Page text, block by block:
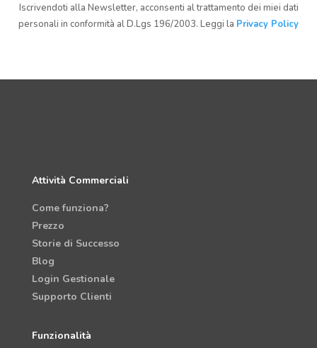
Iscrivendoti alla Newsletter, acconsenti al trattamento dei miei dati
personali in conformità al D.Lgs 196/2003. Leggi la Privacy Policy
Attività Commerciali
Come funziona?
Prezzo
Storie di Successo
Blog
Login Gestionale
Supporto Clienti
Funzionalità